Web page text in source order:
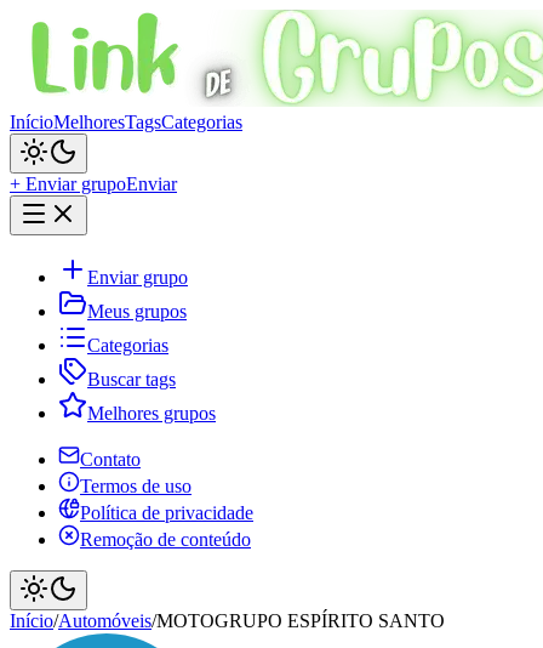
InícioMelhoresTagsCategorias
+ Enviar grupoEnviar
Enviar grupo
Meus grupos
Categorias
Buscar tags
Melhores grupos
Contato
Termos de uso
Política de privacidade
Remoção de conteúdo
Início/Automóveis/MOTOGRUPO ESPÍRITO SANTO